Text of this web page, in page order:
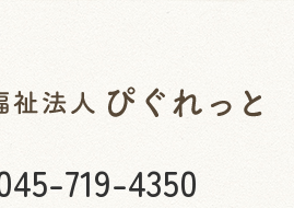
719-4350